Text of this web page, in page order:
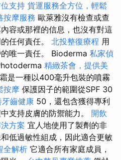
支持 貨運服務全方位，輕鬆
按摩服務 歐萊雅沒有檢查或查
容或那裡的信息，也沒有對這
任何責任。 北投整復療程 用
唯一責任。 Bioderma 私家偵
精緻茶會，提供美
是一種以400毫升包裝的噴霧
按摩 保護因子的範圍從SPF 30
齒健康 50，還包含獲得專利
支持皮膚的防禦能力。 開飲
方案 宜人地使用了製劑的非
低過敏性組成，因此適合更敏
全解析 它適合所有家庭成員，